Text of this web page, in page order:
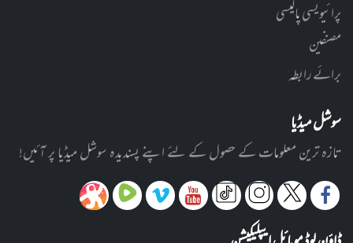
پرائیویسی پالیسی
مصنفین
برائے رابطہ
سوشل میڈیا
تازہ ترین معلومات کے حصول کے لئے اپنے پسندیدہ سوشل میڈیا پر آئیں!